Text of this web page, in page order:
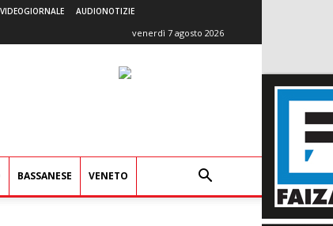
VIDEOGIORNALE AUDIONOTIZIE
venerdì 7 agosto 2026
BASSANESE VENETO